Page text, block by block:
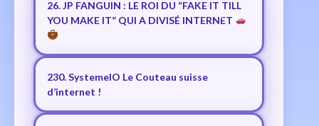
26. JP FANGUIN : LE ROI DU “FAKE IT TILL
YOU MAKE IT” QUI A DIVISÉ INTERNET
230. SystemeIO Le Couteau suisse
d’internet !